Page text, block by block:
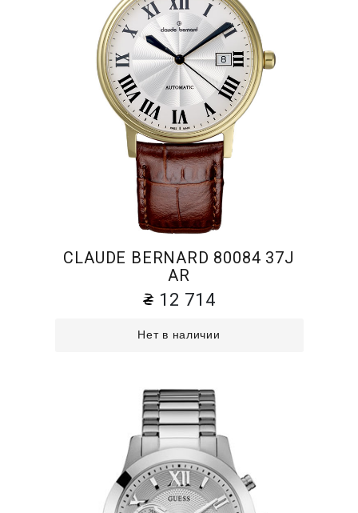
CLAUDE BERNARD 80084 37J
AR
12 714
Нет в наличии